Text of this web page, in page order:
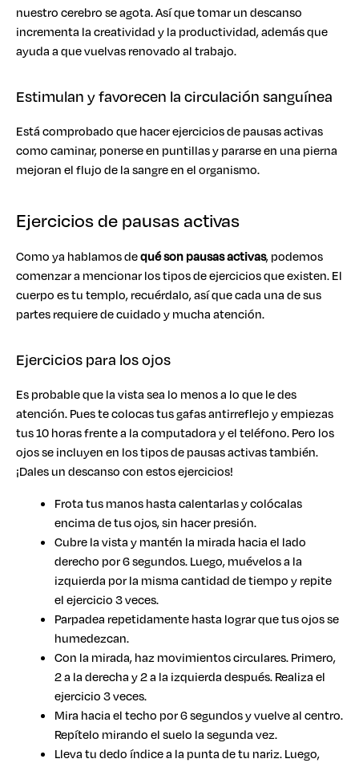
nuestro cerebro se agota. Así que tomar un descanso
incrementa la creatividad y la productividad, además que
ayuda a que vuelvas renovado al trabajo.
Estimulan y favorecen la circulación sanguínea
Está comprobado que hacer ejercicios de pausas activas
como caminar, ponerse en puntillas y pararse en una pierna
mejoran el flujo de la sangre en el organismo.
Ejercicios de pausas activas
Como ya hablamos dequé son pausas activas, podemos
comenzar a mencionar los tipos de ejercicios que existen. El
cuerpo es tu templo, recuérdalo, así que cada una de sus
partes requiere de cuidado y mucha atención.
Ejercicios para los ojos
Es probable que la vista sea lo menos a lo que le des
atención. Pues te colocas tus gafas antirreflejo y empiezas
tus 10 horas frente a la computadora y el teléfono. Pero los
ojos se incluyen en los tipos de pausas activas también.
¡Dales un descanso con estos ejercicios!
Frota tus manos hasta calentarlas y colócalas
encima de tus ojos, sin hacer presión.
Cubre la vista y mantén la mirada hacia el lado
derecho por 6 segundos. Luego, muévelos a la
izquierda por la misma cantidad de tiempo y repite
el ejercicio 3 veces.
Parpadea repetidamente hasta lograr que tus ojos se
humedezcan.
Con la mirada, haz movimientos circulares. Primero,
2 a la derecha y 2 a la izquierda después. Realiza el
ejercicio 3 veces.
Mira hacia el techo por 6 segundos y vuelve al centro.
Repítelo mirando el suelo la segunda vez.
Lleva tu dedo índice a la punta de tu nariz. Luego,